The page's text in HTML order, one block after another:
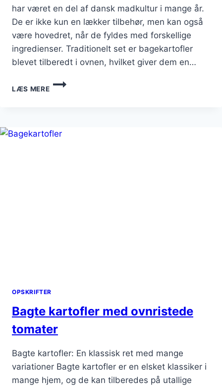
har været en del af dansk madkultur i mange år.
De er ikke kun en lækker tilbehør, men kan også
være hovedret, når de fyldes med forskellige
ingredienser. Traditionelt set er bagekartofler
blevet tilberedt i ovnen, hvilket giver dem en…
LÆS MERE
BAGTE
KARTOFLER
TIL
OPSKRIFTER
Bagte kartofler med ovnristede
tomater
Bagte kartofler: En klassisk ret med mange
variationer Bagte kartofler er en elsket klassiker i
mange hjem, og de kan tilberedes på utallige